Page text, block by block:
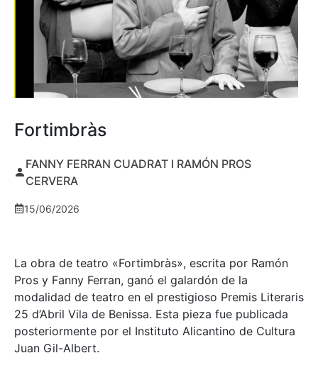
Fortimbràs
FANNY FERRAN CUADRAT I RAMÓN PROS
CERVERA
15/06/2026
La obra de teatro «Fortimbràs», escrita por Ramón
Pros y Fanny Ferran, ganó el galardón de la
modalidad de teatro en el prestigioso Premis Literaris
25 d’Abril Vila de Benissa. Esta pieza fue publicada
posteriormente por el Instituto Alicantino de Cultura
Juan Gil-Albert.